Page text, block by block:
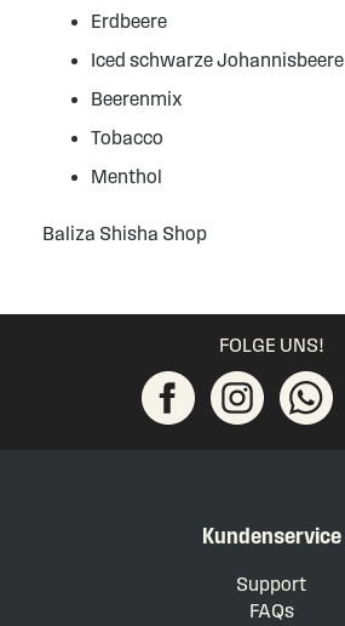
Erdbeere
Iced schwarze Johannisbeere
Beerenmix
Tobacco
Menthol
Baliza Shisha Shop
FOLGE UNS!
Kundenservice
Support
FAQs